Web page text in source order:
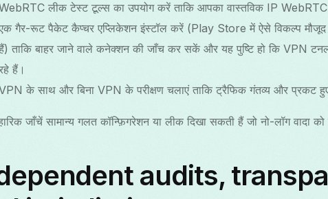
लीक टेस्ट टूल्स का उपयोग करें ताकि आपका वास्तविक IP
गैर-रूट पैकेट कैप्चर एप्लिकेशन इंस्टॉल करें (Play Store में ऐसे विकल्प
ताकि बाहर जाने वाले कनेक्शन की जाँच कर सकें और यह पुष्टि हो कि VPN
हैं।
के साथ और बिना VPN के परीक्षण चलाएं ताकि ट्रैफिक गंतव्य और प्रकट
जाँचें सामान्य गलत कॉन्फ़िगरेशन या लीक दिखा सकती हैं जो नो-लॉग वादा
audits,